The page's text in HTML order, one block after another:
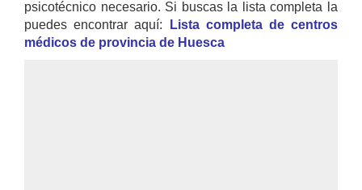
psicotécnico necesario. Si buscas la lista completa la
puedes encontrar aquí:
Lista completa de centros
médicos de provincia de Huesca